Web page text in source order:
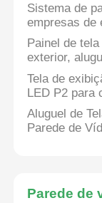
Sistema de
empresas de
Painel de
exterior,
Tela de
LED P2 para
Aluguel de
Parede de
Parede de